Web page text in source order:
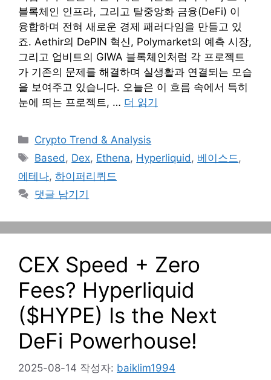
블록체인 인프라, 그리고 탈중앙화 금융(DeFi) 이
융합하며 전혀 새로운 경제 패러다임을 만들고 있
죠. Aethir의 DePIN 혁신, Polymarket의 예측 시장,
그리고 업비트의 GIWA 블록체인처럼 각 프로젝트
가 기존의 문제를 해결하며 실생활과 연결되는 모습
을 보여주고 있습니다. 오늘은 이 흐름 속에서 특히
눈에 띄는 프로젝트, … 더 읽기
카
테
리
Crypto Trend & Analysis
태
그
Based, Dex, Ethena, Hyperliquid, 베이스드,
에테나, 하이퍼리퀴드
댓글 남기기
CEX Speed + Zero
Fees? Hyperliquid
($HYPE) Is the Next
DeFi Powerhouse!
2025-08-14 작성자: baiklim1994